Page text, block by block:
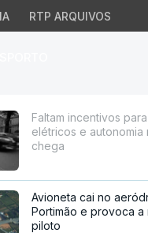
RTP ARQUIVOS
não
Faltam incentivos
elétricos e autonomia
chega
Avioneta cai no
Portimão e provoca a
piloto